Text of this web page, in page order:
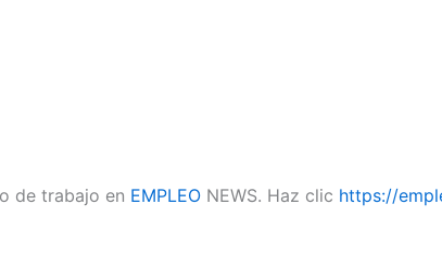
de trabajo en EMPLEO NEWS. Haz clic https://